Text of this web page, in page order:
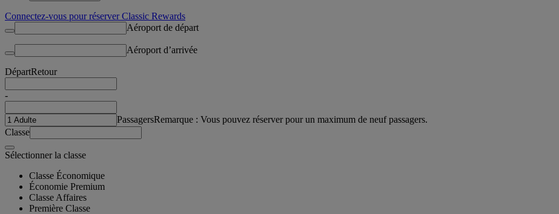
Connectez-vous pour réserver Classic Rewards
Aéroport de départ
Aéroport d’arrivée
DépartRetour
-
PassagersRemarque : Vous pouvez réserver pour un maximum de neuf passagers.
Classe
Sélectionner la classe
Classe Économique
Économie Premium
Classe Affaires
Première Classe